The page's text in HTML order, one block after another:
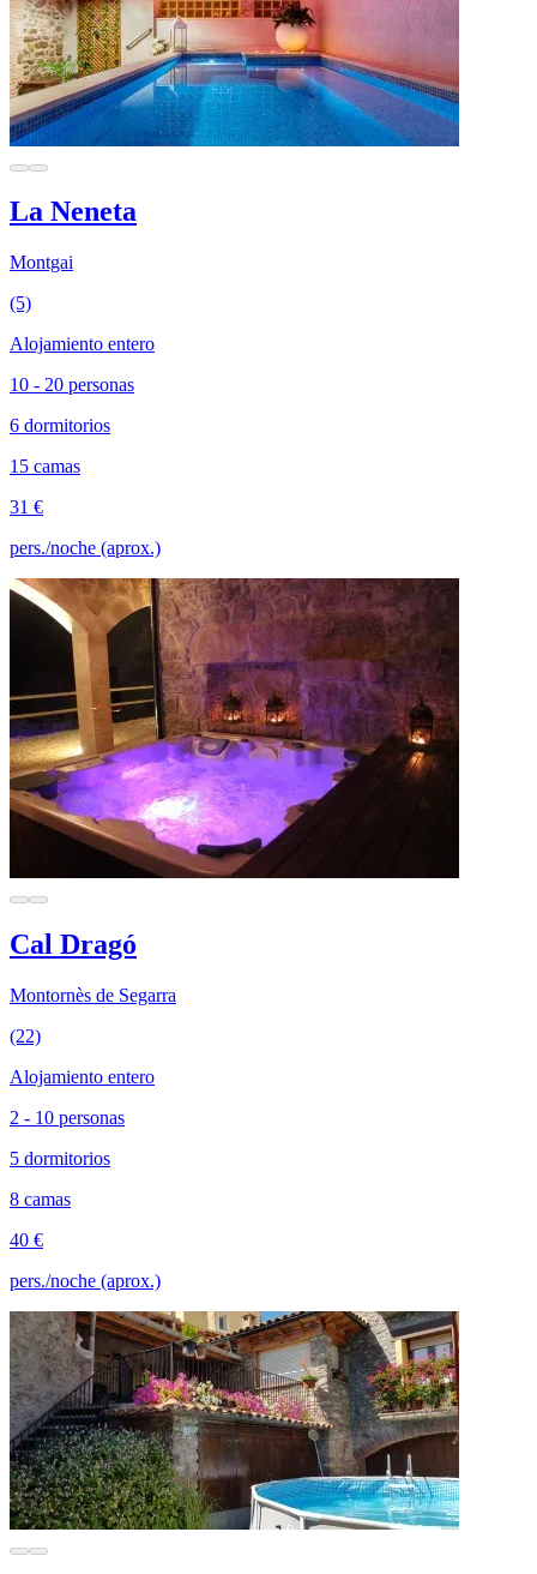
La Neneta
Montgai
(5)
Alojamiento entero
10 - 20 personas
6 dormitorios
15 camas
31 €
pers./noche (aprox.)
Cal Dragó
Montornès de Segarra
(22)
Alojamiento entero
2 - 10 personas
5 dormitorios
8 camas
40 €
pers./noche (aprox.)